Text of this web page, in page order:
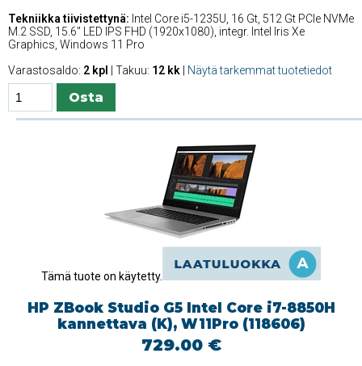
Tekniikka tiivistettynä: Intel Core i5-1235U, 16 Gt, 512 Gt PCIe NVMe
M.2 SSD, 15.6'' LED IPS FHD (1920x1080), integr. Intel Iris Xe
Graphics, Windows 11 Pro
Varastosaldo: 2 kpl | Takuu: 12 kk Näytä tarkemmat tuotetiedot
Tämä tuote on käytetty.
HP ZBook Studio G5 Intel Core i7-8850H
kannettava (K), W11Pro (118606)
729.00 €